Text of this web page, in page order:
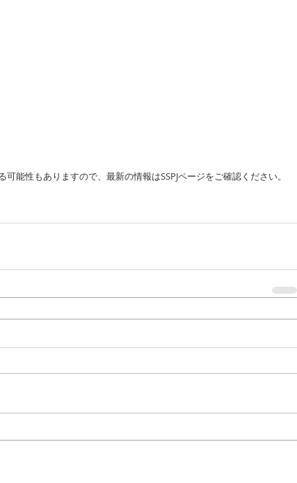
能性もありますので、最新の情報はSSPJページをご確認ください。